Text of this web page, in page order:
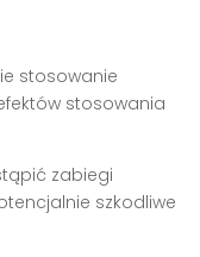
stosowanie
stosowania
zabiegi
szkodliwe